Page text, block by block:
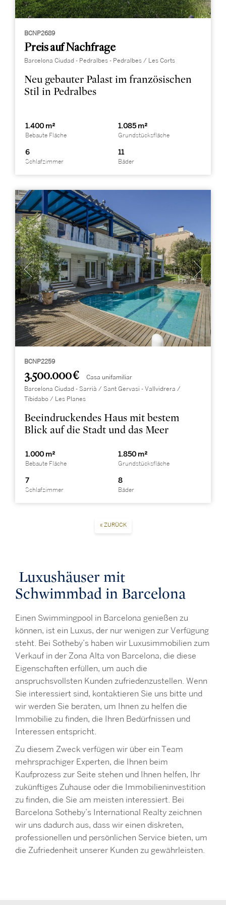
BCNP2689
Preis auf Nachfrage
Barcelona Ciudad - Pedralbes - Pedralbes / Les Corts
Neu gebauter Palast im französischen
Stil in Pedralbes
1.400 m²
Bebaute Fläche
1.085 m²
Grundstücksfläche
6
Schlafzimmer
11
Bäder
BCNP2259
3.500.000 € Casa unifamiliar
Barcelona Ciudad - Sarrià / Sant Gervasi - Vallvidrera /
Tibidabo / Les Planes
Beeindruckendes Haus mit bestem
Blick auf die Stadt und das Meer
1.000 m²
Bebaute Fläche
1.850 m²
Grundstücksfläche
7
Schlafzimmer
8
Bäder
« ZURÜCK
Luxushäuser mit
Schwimmbad in Barcelona
Einen Swimmingpool in Barcelona genießen zu
können, ist ein Luxus, der nur wenigen zur Verfügung
steht. Bei Sotheby’s haben wir Luxusimmobilien zum
Verkauf in der Zona Alta von Barcelona, die diese
Eigenschaften erfüllen, um auch die
anspruchsvollsten Kunden zufriedenzustellen. Wenn
Sie interessiert sind, kontaktieren Sie uns bitte und
wir werden Sie beraten, um Ihnen zu helfen die
Immobilie zu finden, die Ihren Bedürfnissen und
Interessen entspricht.
Zu diesem Zweck verfügen wir über ein Team
mehrsprachiger Experten, die Ihnen beim
Kaufprozess zur Seite stehen und Ihnen helfen, Ihr
zukünftiges Zuhause oder die Immobilieninvestition
zu finden, die Sie am meisten interessiert. Bei
Barcelona Sotheby’s International Realty zeichnen
wir uns dadurch aus, dass wir einen diskreten,
professionellen und persönlichen Service bieten, um
die Zufriedenheit unserer Kunden zu gewährleisten.